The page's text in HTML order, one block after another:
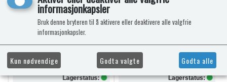
kr 69,-
kr 74,-
Lagerstatus: Lagerstatus:
informasjonkapsler
Bruk denne bryteren til å aktivere eller deaktivere alle valgfrie
informasjonkapsler.
Kun nødvendige Godta valgte Godta alle